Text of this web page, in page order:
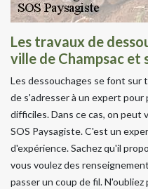
Les travaux de
ville de Champsac et
Les dessouchages se font sur
de s'adresser à un expert
difficiles. Dans ce cas, on peut
SOS Paysagiste. C'est un
d'expérience. Sachez qu'il
vous voulez des
passer un coup de fil.